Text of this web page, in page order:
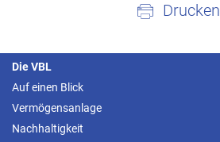
Drucken
Die VBL
Auf einen Blick
Vermögensanlage
Nachhaltigkeit